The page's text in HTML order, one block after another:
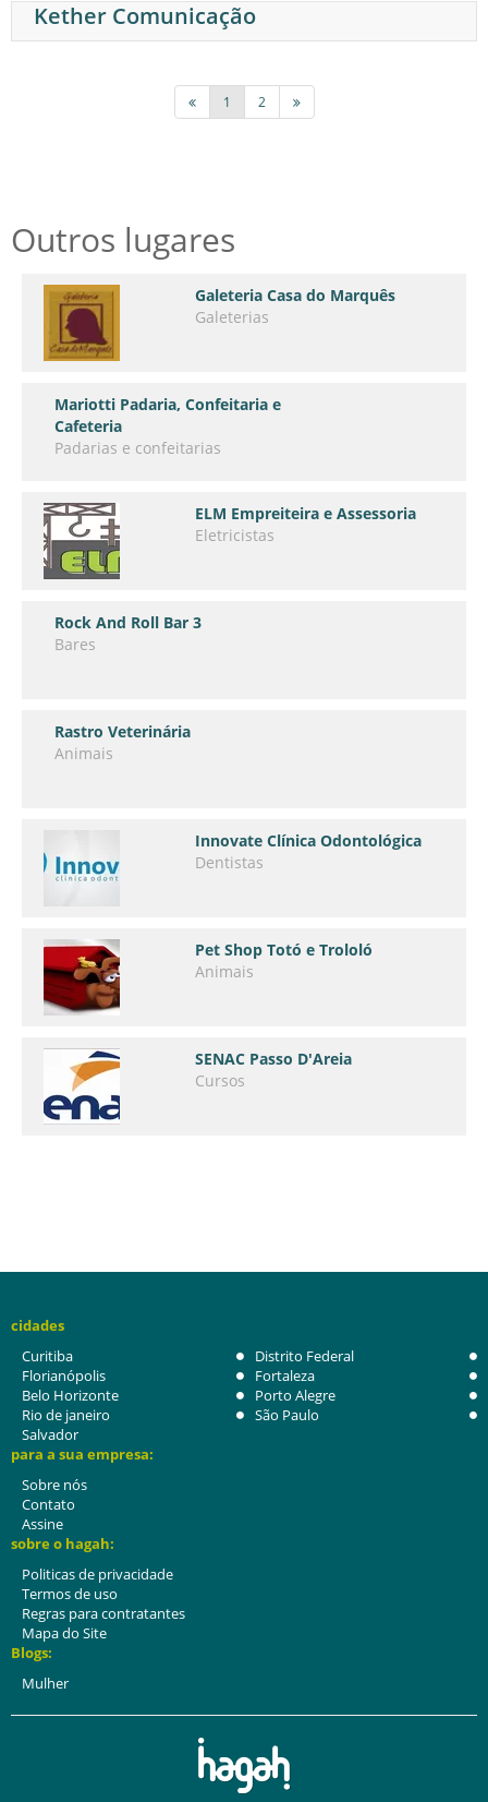
Kether Comunicação
1 2
Outros lugares
Galeteria Casa do Marquês
Galeterias
Mariotti Padaria, Confeitaria e
Cafeteria
Padarias e confeitarias
ELM Empreiteira e Assessoria
Eletricistas
Rock And Roll Bar 3
Bares
Rastro Veterinária
Animais
Innovate Clínica Odontológica
Dentistas
Pet Shop Totó e Trololó
Animais
SENAC Passo D'Areia
Cursos
cidades
Curitiba
Distrito Federal
Florianópolis
Fortaleza
Belo Horizonte
Porto Alegre
Rio de janeiro
São Paulo
Salvador
para a sua empresa:
Sobre nós
Contato
Assine
sobre o hagah:
Politicas de privacidade
Termos de uso
Regras para contratantes
Mapa do Site
Blogs:
Mulher